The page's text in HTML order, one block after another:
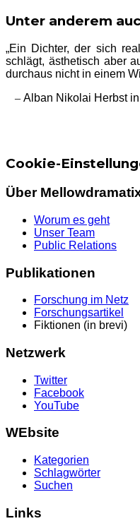
Unter anderem
„Ein Dichter, der sich
schlägt, ästhetisch aber
durchaus nicht in einem
– Alban Nikolai Herbst in
Cookie-
Über
Worum es geht
Unser Team
Public Relations
Publikationen
Forschung im Netz
Forschungsartikel
Fiktionen (in brevi)
Netzwerk
Twitter
Facebook
YouTube
WEbsite
Kategorien
Schlagwörter
Suchen
Links